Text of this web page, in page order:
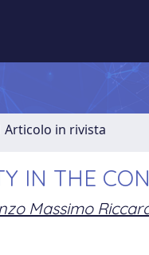
Articolo in rivista
IN THE
Massimo